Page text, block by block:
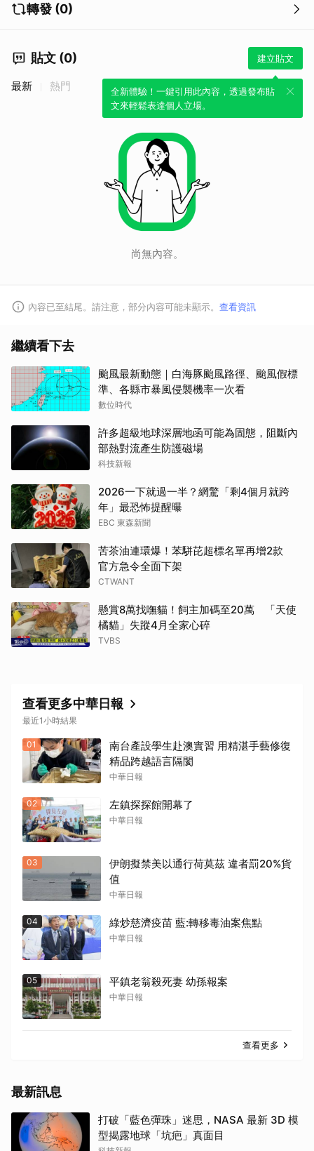
轉發 (0)
貼文 (0) 建立貼文
全新體驗！一鍵引用此內容，透過發布貼
文來輕鬆表達個人立場。
最新 熱門
尚無內容。
內容已至結尾。請注意，部分內容可能未顯示。 查看資訊
繼續看下去
颱風最新動態｜白海豚颱風路徑、颱風假標
準、各縣市暴風侵襲機率一次看
數位時代
許多超級地球深層地函可能為固態，阻斷內
部熱對流產生防護磁場
科技新報
2026一下就過一半？網驚「剩4個月就跨
年」最恐怖提醒曝
EBC 東森新聞
苦茶油連環爆！苯駢芘超標名單再增2款
官方急令全面下架
CTWANT
懸賞8萬找嘸貓！飼主加碼至20萬 「天使
橘貓」失蹤4月全家心碎
TVBS
查看更多中華日報
最近1小時結果
01
南台產設學生赴澳實習 用精湛手藝修復
精品跨越語言隔閡
中華日報
02 左鎮探探館開幕了
中華日報
03
伊朗擬禁美以通行荷莫茲 違者罰20%貨
值
中華日報
04 綠炒慈濟疫苗 藍:轉移毒油案焦點
中華日報
05 平鎮老翁殺死妻 幼孫報案
中華日報
查看更多
最新訊息
打破「藍色彈珠」迷思，NASA 最新 3D 模
型揭露地球「坑疤」真面目
取消